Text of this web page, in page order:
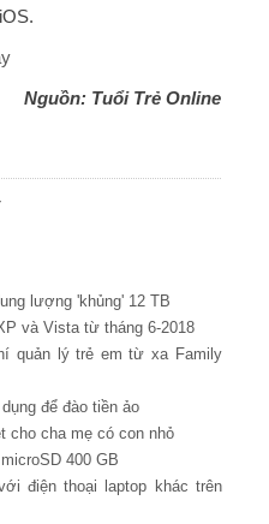
Nguồn: Tuổi Trẻ Online
lượng 'khủng' 12 TB
và Vista từ tháng 6-2018
quản lý trẻ em từ xa Family
để đào tiền ảo
cho cha mẹ có con nhỏ
400 GB
điện thoại laptop khác trên